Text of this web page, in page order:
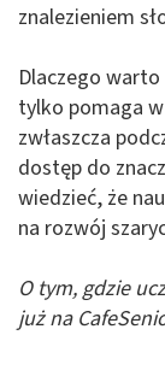
znalezieniem
Dlaczego
tylko pomaga
zwłaszcza
dostęp do
wiedzieć, że
na rozwój
O tym, gdzie
już na